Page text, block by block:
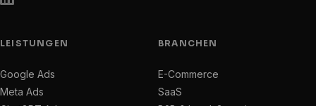
LEISTUNGEN
Google Ads
Meta Ads
BRANCHEN
E-Commerce
SaaS